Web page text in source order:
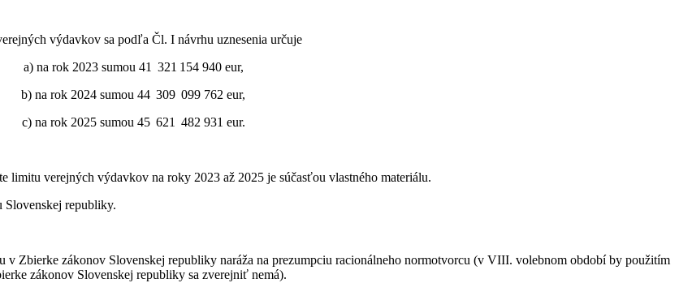
výdavkov sa podľa Čl. I návrhu uznesenia určuje
a) na rok 2023 sumou 41 321 154 940 eur,
b) na rok 2024 sumou 44 309 099 762 eur,
c) na rok 2025 sumou 45 621 482 931 eur.
verejných výdavkov na roky 2023 až 2025 je súčasťou vlastného materiálu.
republiky.
Zbierke zákonov Slovenskej republiky naráža na prezumpciu racionálneho normotvorcu (v VIII. volebnom období by použitím
zákonov Slovenskej republiky sa zverejniť nemá).